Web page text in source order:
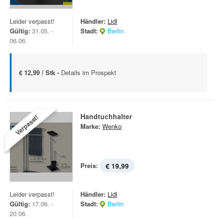
Leider verpasst!
Gültig: 31.05. -
06.06.
Händler: Lidl
Stadt:
Berlin
€ 12,99 / Stk - Details im Prospekt
Verpasst! Handtuchhalter
Marke: Wenko
Preis: € 19,99
Leider verpasst!
Gültig: 17.06. -
20.06.
Händler: Lidl
Stadt:
Berlin